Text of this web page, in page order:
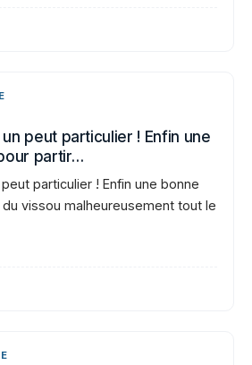
un peut particulier ! Enfin une
partir…
particulier ! Enfin une bonne
vissou malheureusement tout le